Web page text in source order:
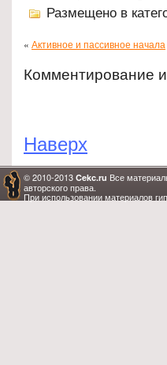
Размещено в
« Активное и пассивное начала
Комментирование
Наверх
© 2010-2013 Cekc.ru Все
авторского права.
При использовании материалов